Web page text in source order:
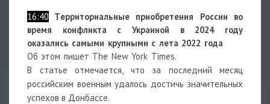
16:40 Территориальные приобретения России во
время конфликта с Украиной в 2024 году
оказались самыми крупными с лета 2022 года
Об этом пишет The New York Times.
В статье отмечается, что за последний месяц
российским военным удалось достичь значительных
успехов в Донбассе.